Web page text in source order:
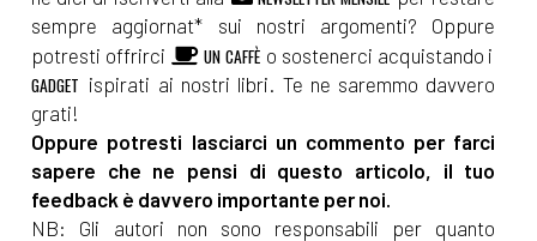
sempre aggiornat* sui nostri argomenti? Oppure
potresti offrirci
UN CAFFÈ o sostenerci acquistando i
GADGET ispirati ai nostri libri. Te ne saremmo davvero
grati!
Oppure potresti lasciarci un commento per farci
sapere che ne pensi di questo articolo, il tuo
feedback è davvero importante per noi.
NB: Gli autori non sono responsabili per quanto